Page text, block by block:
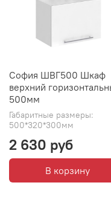
София ШВГ500 Шкаф
верхний
500мм
Габаритные размеры:
500*320*300мм
2 630 руб
В корзину